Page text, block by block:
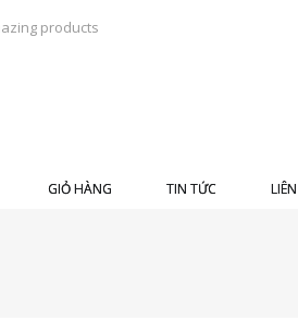
GIỎ HÀNG TIN TỨC